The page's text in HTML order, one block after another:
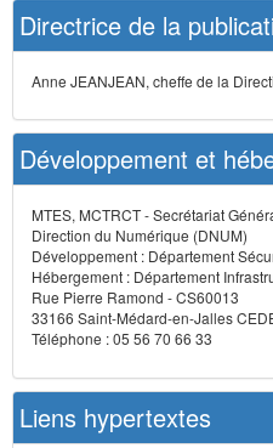
Directrice de la
Anne JEANJEAN, cheffe de la
Développement et
MTES, MCTRCT - Secrétariat
Direction du Numérique (DNUM)
Développement : Département
Hébergement : Département
Rue Pierre Ramond - CS60013
33166 Saint-Médard-en-Jalles
Téléphone : 05 56 70 66 33
Liens hypertextes